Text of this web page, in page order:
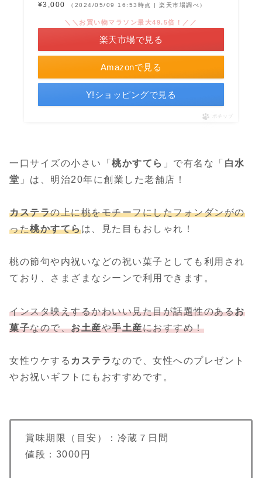
¥3,000
（2024/05/09 16:53時点 | 楽天市場調べ）
Amazonで見る
＼＼お買い物マラソン最大49.5倍！／／
楽天市場で見る
Y!ショッピングで見る
ポチップ
一口サイズの小さい「 桃かすてら 」で有名な「 白水
堂 」は、明治20年に創業した老舗店！
カステラの上に桃をモチーフにしたフォンダンがの
った桃かすてらは、見た目もおしゃれ！
桃の節句や内祝いなどの祝い菓子としても利用され
ており、さまざまなシーンで利用できます。
インスタ映えするかわいい見た目が話題性のあるお
菓子なので、お土産や手土産におすすめ！
女性ウケする カステラ なので、女性へのプレゼント
やお祝いギフトにもおすすめです。
賞味期限（目安）：冷蔵７日間
値段：3000円